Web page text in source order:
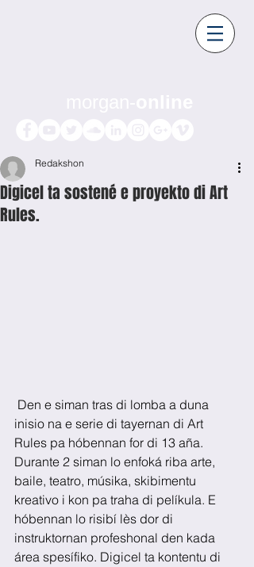
Digicel ta sostené e proyekto di Art
Rules.
Redakshon
inisio na e serie di tayernan di Art
Rules pa hóbennan for di 13 aña.
Durante 2 siman lo enfoká riba arte,
baile, teatro, músika, skibimentu
kreativo i kon pa traha di pelíkula. E
hóbennan lo risibí lès dor di
instruktornan profeshonal den kada
área spesífiko. Digicel ta kontentu di